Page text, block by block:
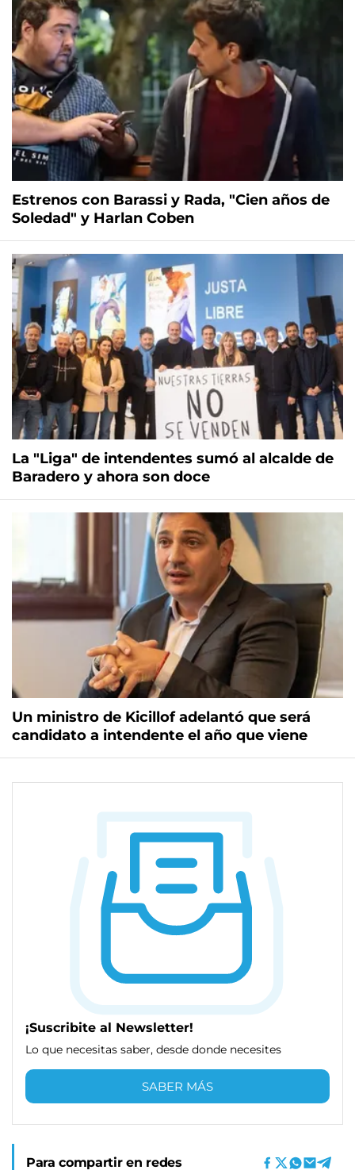
Estrenos con Barassi y Rada, "Cien años de
Soledad" y Harlan Coben
La "Liga" de intendentes sumó al alcalde de
Baradero y ahora son doce
Un ministro de Kicillof adelantó que será
candidato a intendente el año que viene
¡Suscribite al Newsletter!
Lo que necesitas saber, desde donde necesites
SABER MÁS
Para compartir en redes